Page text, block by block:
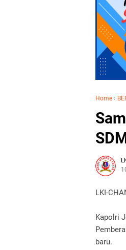
Home ›
LKI-
Kapolri
baru.